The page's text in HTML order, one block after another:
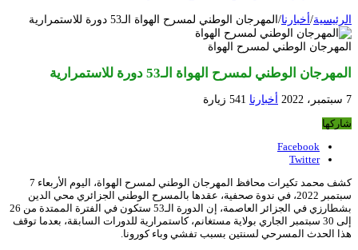
الرئيسية/ أخبارنا/ المهرجان الوطني لمسرح الهواة الـ53 دورة للاستمرارية
المهرجان الوطني لمسرح الهواة
المهرجان الوطني لمسرح الهواة الـ53 دورة للاستمرارية
7 سبتمبر، 2022 أخبارنا 541 زيارة
شاركها
Facebook
Twitter
كشف محمد تكيرات محافظ المهرجان الوطني لمسرح الهواة، اليوم الأربعاء 7
سبتمبر 2022، في ندوة صحفية، عقدها بالمسرح الوطني الجزائري محي الدين
بشطارزي في الجزائر العاصمة، إن الدورة الـ53 ستكون في الفترة الممتدة من 26
إلى 30 سبتمبر الجاري بولاية مستغانم، كاستمرارية للدورات السابقة، بعدما توقف
هذا الحدث المسرحي لسنتين بسبب تفشي وباء كورونا.